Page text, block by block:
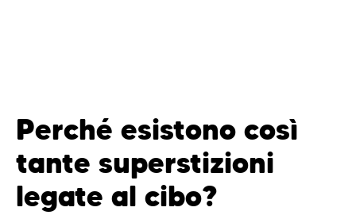
Perché esistono così
tante superstizioni
legate al cibo?